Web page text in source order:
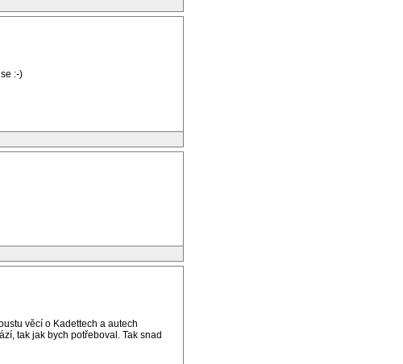
:-)
věcí o Kadettech a autech
tak jak bych potřeboval. Tak snad